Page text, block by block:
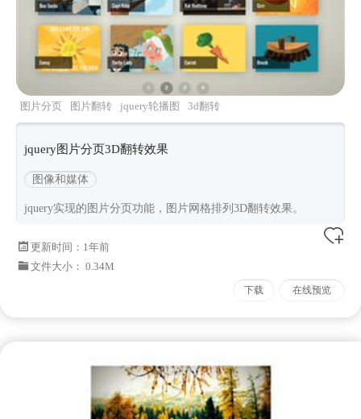
图片分页 图片翻转 jquery轮播图 3d翻转
jquery图片分页3D翻转效果
图像和媒体
jquery实现的图片分页功能，图片网格排列3D翻转效果。
更新时间： 1年前
文件大小： 0.34M
下载 在线预览